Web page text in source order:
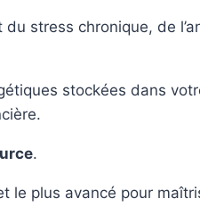
stress chronique, de
stockées dans
.
le plus avancé pour